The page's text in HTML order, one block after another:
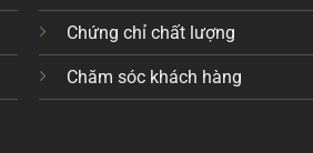
Chứng chỉ chất lượng
Chăm sóc khách hàng